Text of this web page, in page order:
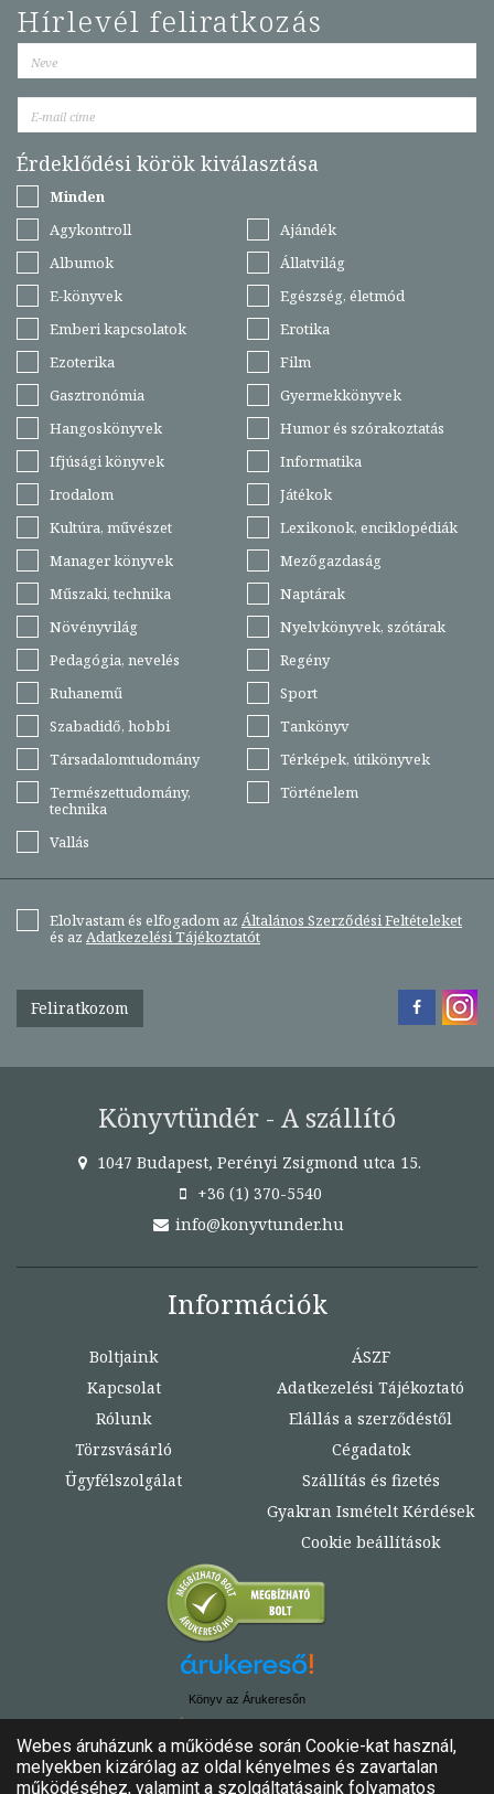
Hírlevél feliratkozás
Érdeklődési körök kiválasztása
Minden
Agykontroll
Ajándék
Albumok
Állatvilág
E-könyvek
Egészség, életmód
Emberi kapcsolatok
Erotika
Ezoterika
Film
Gasztronómia
Gyermekkönyvek
Hangoskönyvek
Humor és szórakoztatás
Ifjúsági könyvek
Informatika
Irodalom
Játékok
Kultúra, művészet
Lexikonok, enciklopédiák
Manager könyvek
Mezőgazdaság
Műszaki, technika
Naptárak
Növényvilág
Nyelvkönyvek, szótárak
Pedagógia, nevelés
Regény
Ruhanemű
Sport
Szabadidő, hobbi
Tankönyv
Társadalomtudomány
Térképek, útikönyvek
Természettudomány,
technika
Történelem
Vallás
Elolvastam és elfogadom az Általános Szerződési Feltételeket
és az Adatkezelési Tájékoztatót
Feliratkozom
Könyvtündér - A szállító
1047 Budapest, Perényi Zsigmond utca 15.
+36 (1) 370-5540
info@konyvtunder.hu
Információk
Boltjaink
Kapcsolat
Rólunk
Törzsvásárló
Ügyfélszolgálat
ÁSZF
Adatkezelési Tájékoztató
Elállás a szerződéstől
Cégadatok
Szállítás és fizetés
Gyakran Ismételt Kérdések
Cookie beállítások
Könyv az Árukeresőn